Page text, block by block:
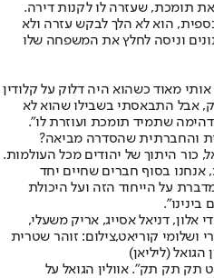
תומכת, שעזרה לו לקנות דירה.
הוא לא הלך לבקש עזרה ולא
וניסה לחלץ את המשפחה שלו
מאוד כשהוא היה דלוק על קלודין
אבל התבאסתי בשבילו שהוא לא
שתמיד תומכת ועוזרת לו".
והחברתית שהסדרה מביאה?
כור היתוך של יהודים מכל העולמות.
אנחנו בסוף חברים שחיים יחד
על הייחוד הזה ועל היכולת
בינינו".
אלון, דניאל אסייג, אריק משעלי,
ושלומי קוריאט,צילום: זוהר שטרית
(ליליאן)
תק תק תק". אוולין הגואל על